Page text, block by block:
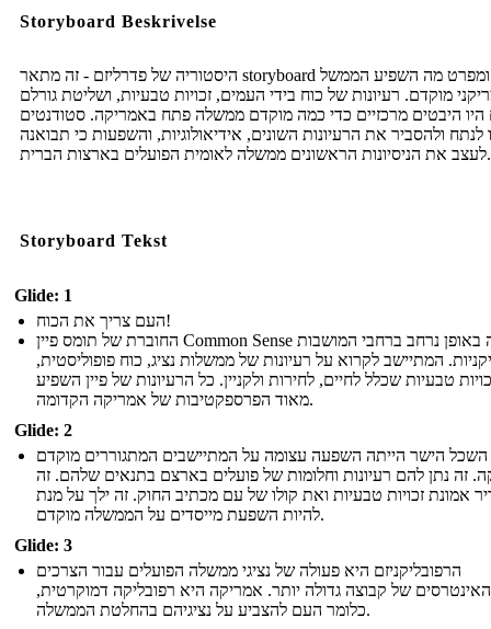
Storyboard Beskrivelse
היסטוריה של פדרליזם - זה מתאר storyboard רשת ומפרט מה השפיע הממשל
מוקדם. רעיונות של כוח בידי העמים, זכויות טבעיות, ושליטת גורלם
היו היבטים מרכזיים כדי כמה מוקדם ממשלה פתח באמריקה. סטודנטים
לנתח ולהסביר את הרעיונות השונים, אידיאולוגיות, והשפעות כי תבואנה
לעצב את הניסיונות הראשונים ממשלה לאומית הפועלים בארצות הברית.
Storyboard Tekst
Glide: 1
העם צריך את הכוח!
החוברת של תומס פיין Common Sense הופצה באופן נרחב ברחבי המושבות
המתיישב לקרוא על רעיונות של ממשלות נציג, כוח פופוליסטית,
טבעיות שכלל לחיים, לחירות ולקניין. כל הרעיונות של פיין השפיע
מאוד הפרספקטיבות של אמריקה הקדומה.
Glide: 2
השכל הישר הייתה השפעה עצומה על המתיישבים המתגוררים מוקדם
זה נתן להם רעיונות וחלומות של פועלים בארצם בתנאים שלהם. זה
אמונת זכויות טבעיות ואת קולו של עם מכתיב החוק. זה ילך על מנת
להיות השפעת מייסדים על הממשלה מוקדם.
Glide: 3
הרפובליקניזם היא פעולה של נציגי ממשלה הפועלים עבור הצרכים
של קבוצה גדולה יותר. אמריקה היא רפובליקה דמוקרטית,
כלומר העם להצביע על נציגיהם בהחלטת הממשלה.